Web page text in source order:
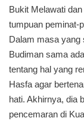
Bukit Melawati
tumpuan peminat-
Dalam masa yang
Budiman sama
tentang hal yang
Hasfa agar
hati. Akhirnya, dia
pencemaran di